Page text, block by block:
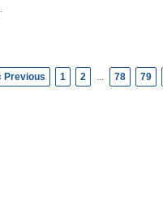
Previous 1 2 ... 78 79